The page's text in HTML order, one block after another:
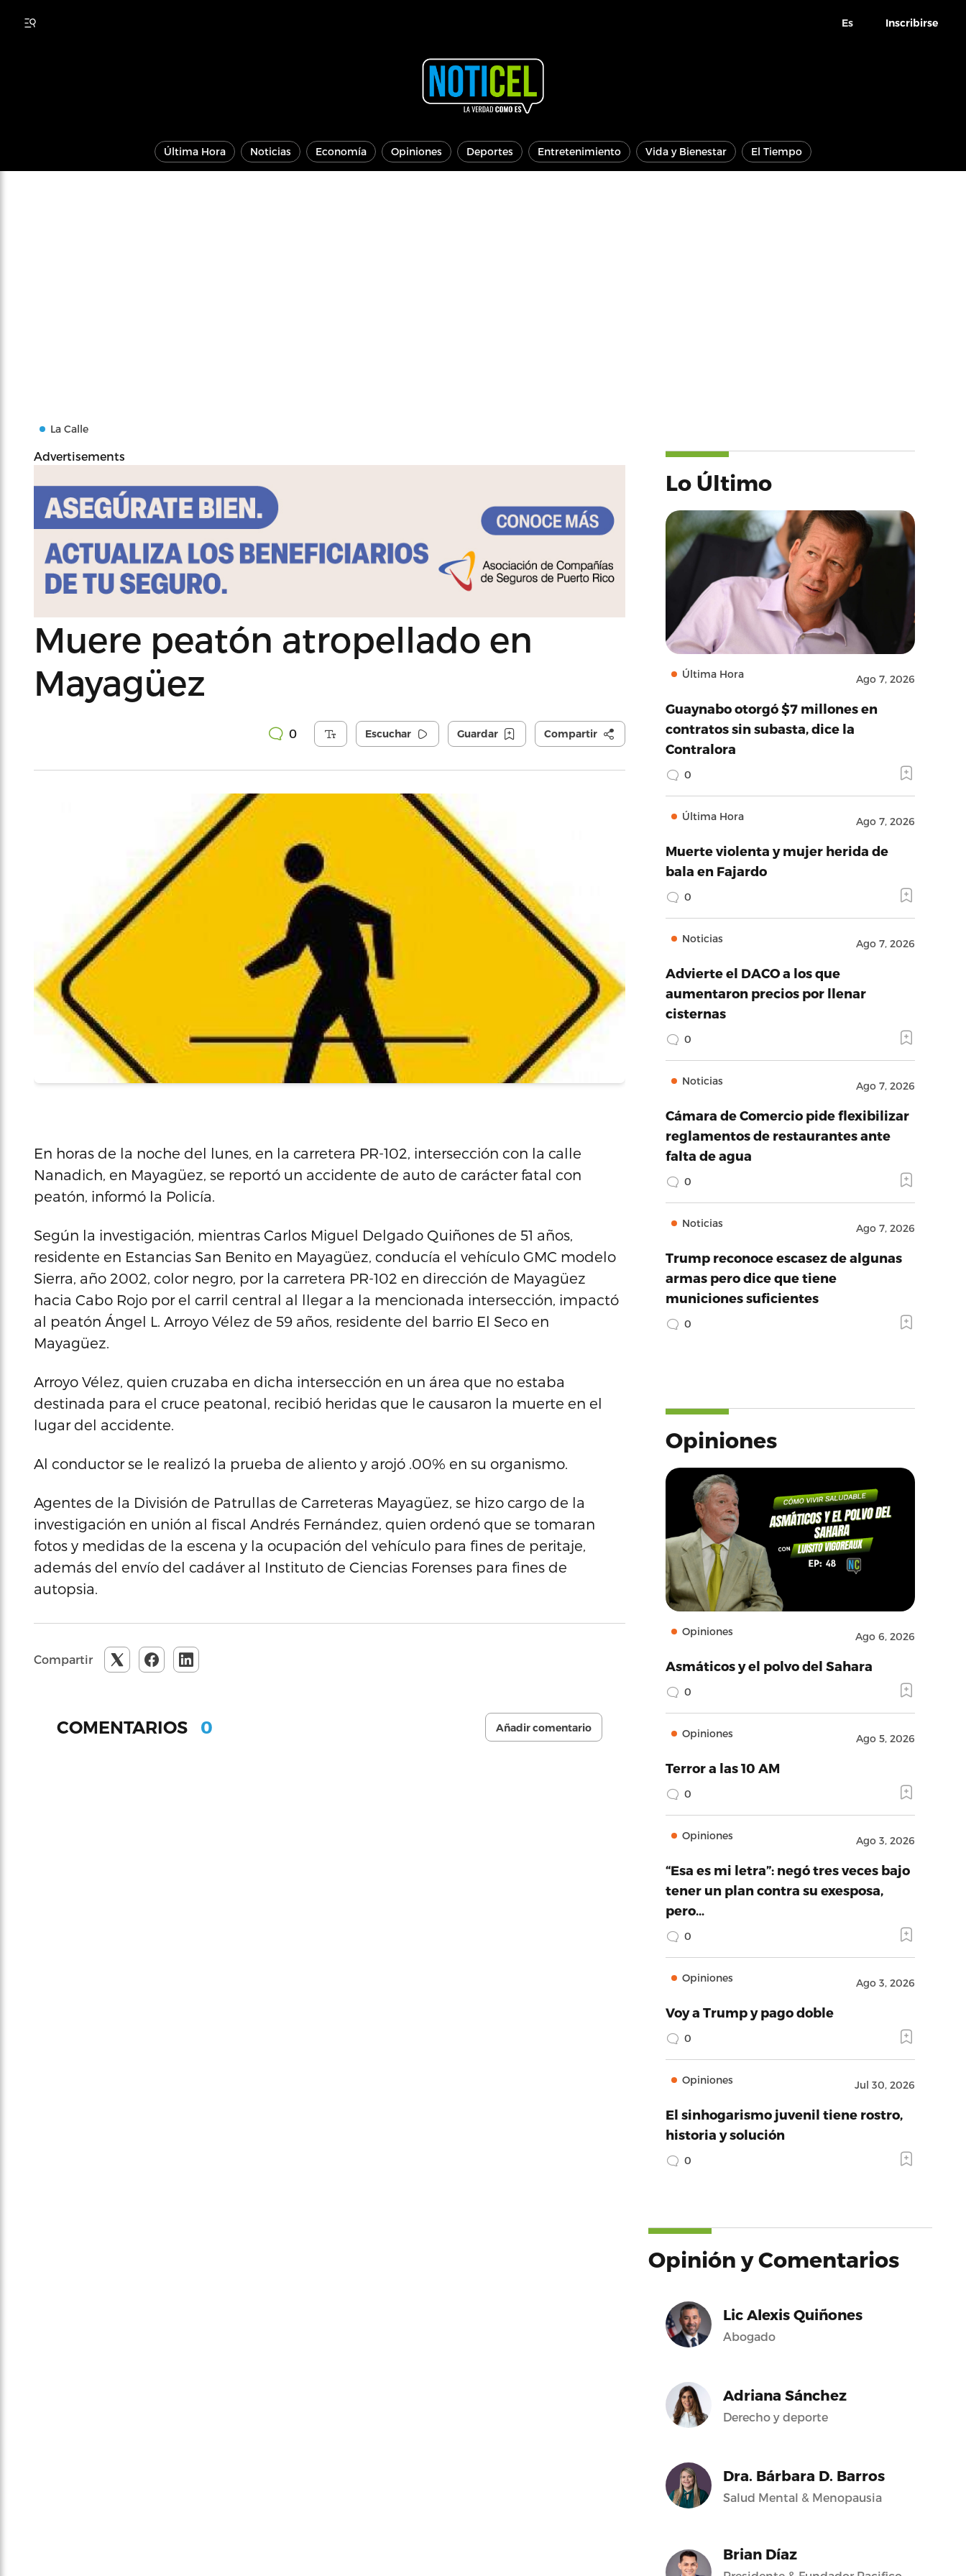
Es Inscribirse
Última Hora Noticias Economía Opiniones Deportes Entretenimiento Vida y Bienestar El Tiempo
La Calle
Advertisements
Muere peatón atropellado en
Mayagüez
0 Escuchar Guardar Compartir
En horas de la noche del lunes, en la carretera PR-102, intersección con la calle
Nanadich, en Mayagüez, se reportó un accidente de auto de carácter fatal con
peatón, informó la Policía.
Según la investigación, mientras Carlos Miguel Delgado Quiñones de 51 años,
residente en Estancias San Benito en Mayagüez, conducía el vehículo GMC modelo
Sierra, año 2002, color negro, por la carretera PR-102 en dirección de Mayagüez
hacia Cabo Rojo por el carril central al llegar a la mencionada intersección, impactó
al peatón Ángel L. Arroyo Vélez de 59 años, residente del barrio El Seco en
Mayagüez.
Arroyo Vélez, quien cruzaba en dicha intersección en un área que no estaba
destinada para el cruce peatonal, recibió heridas que le causaron la muerte en el
lugar del accidente.
Al conductor se le realizó la prueba de aliento y arojó .00% en su organismo.
Agentes de la División de Patrullas de Carreteras Mayagüez, se hizo cargo de la
investigación en unión al fiscal Andrés Fernández, quien ordenó que se tomaran
fotos y medidas de la escena y la ocupación del vehículo para fines de peritaje,
además del envío del cadáver al Instituto de Ciencias Forenses para fines de
autopsia.
Compartir
COMENTARIOS 0 Añadir comentario
Lo Último
Última Hora Ago 7, 2026
Guaynabo otorgó $7 millones en
contratos sin subasta, dice la
Contralora
0
Última Hora Ago 7, 2026
Muerte violenta y mujer herida de
bala en Fajardo
0
Noticias Ago 7, 2026
Advierte el DACO a los que
aumentaron precios por llenar
cisternas
0
Noticias Ago 7, 2026
Cámara de Comercio pide flexibilizar
reglamentos de restaurantes ante
falta de agua
0
Noticias Ago 7, 2026
Trump reconoce escasez de algunas
armas pero dice que tiene
municiones suficientes
0
Opiniones
Opiniones Ago 6, 2026
Asmáticos y el polvo del Sahara
0
Opiniones Ago 5, 2026
Terror a las 10 AM
0
Opiniones Ago 3, 2026
“Esa es mi letra”: negó tres veces bajo
tener un plan contra su exesposa,
pero…
0
Opiniones Ago 3, 2026
Voy a Trump y pago doble
0
Opiniones Jul 30, 2026
El sinhogarismo juvenil tiene rostro,
historia y solución
0
Opinión y Comentarios
Lic Alexis Quiñones
Abogado
Adriana Sánchez
Derecho y deporte
Dra. Bárbara D. Barros
Salud Mental & Menopausia
Brian Díaz